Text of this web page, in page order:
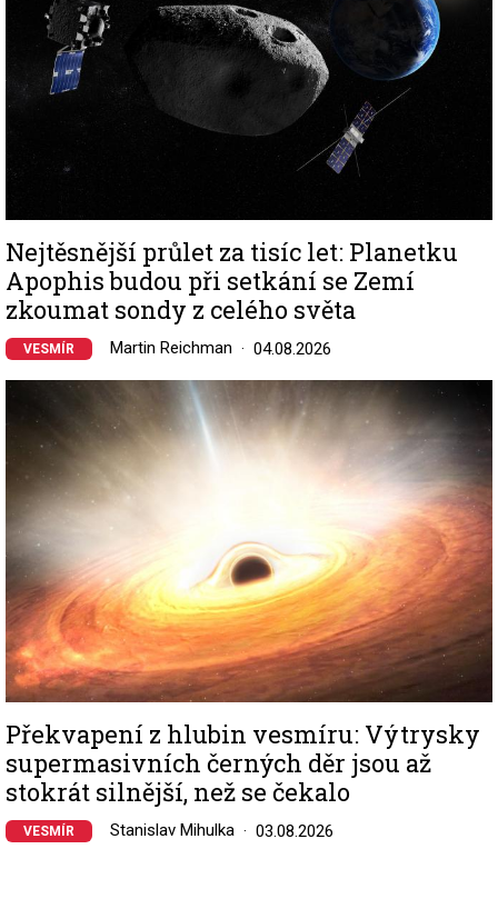
Nejtěsnější průlet za tisíc let: Planetku
Apophis budou při setkání se Zemí
zkoumat sondy z celého světa
VESMÍR Martin Reichman 04.08.2026
Image
Překvapení z hlubin vesmíru: Výtrysky
supermasivních černých děr jsou až
stokrát silnější, než se čekalo
VESMÍR Stanislav Mihulka 03.08.2026